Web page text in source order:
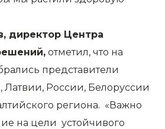
директор Центра
отметил, что на
представители
России, Белоруссии
региона. «Важно
на цели устойчивого